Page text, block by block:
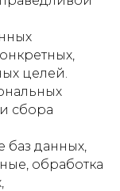
целей.
сбора
баз данных,
обработка